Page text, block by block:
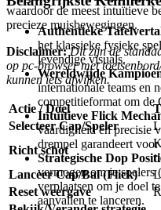
Authentieke
het klassieke fysieke
levendige visuals.
Wereldwijde
internationale teams en
competitieformat om de
Intuïtieve Flick
vaardigheid en precisie
drempel garandeert
Strategische Dop
vermogen om je spelers
verplaatsen om je doel
aanvallen te lanceren.
waardoor de meest intuïtieve
precieze muisbewegingen.
Disclaimer: Dit zijn de
op pc-browser met
kunnen iets afwijken.
Actie / Doel
Selecteer Cap/Speler
Richt schot
Lanceer Cap/Bal (Flick)
Reset weergave